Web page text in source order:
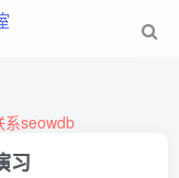
系seowdb
习